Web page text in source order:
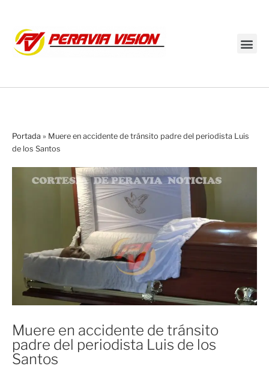
Portada » Muere en accidente de tránsito padre del periodista Luis
de los Santos
Muere en accidente de tránsito
padre del periodista Luis de los
Santos